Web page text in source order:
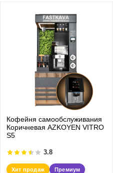
Кофейня самообслуживания
Коричневая AZKOYEN VITRO
S5
3.8
Хит продаж Премиум